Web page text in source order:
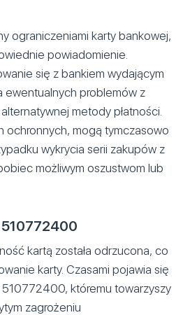
ograniczeniami karty bankowej,
powiadomienie.
się z bankiem wydającym
ewentualnych problemów z
metody płatności.
ochronnych, mogą tymczasowo
wykrycia serii zakupów z
możliwym oszustwom lub
510772400
kartą została odrzucona, co
karty. Czasami pojawia się
któremu towarzyszy
zagrożeniu